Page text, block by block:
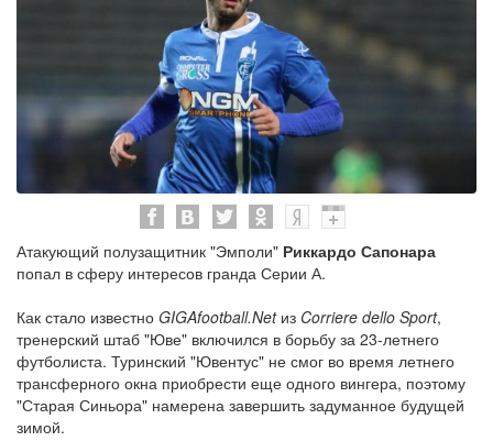
Атакующий полузащитник "Эмполи" Риккардо Сапонара
попал в сферу интересов гранда Серии А.
Как стало известно GIGAfootball.Netиз Corriere dello Sport,
тренерский штаб "Юве" включился в борьбу за 23-летнего
футболиста. Туринский "Ювентус" не смог во время летнего
трансферного окна приобрести еще одного вингера, поэтому
"Старая Синьора" намерена завершить задуманное будущей
зимой.